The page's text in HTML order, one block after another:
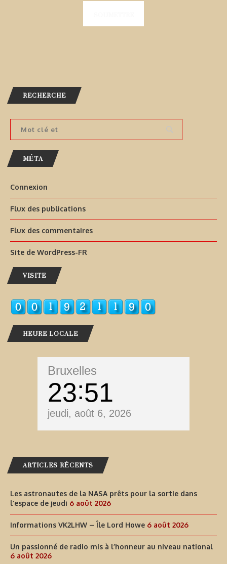
RECHERCHE
MÉTA
Connexion
Flux des publications
Flux des commentaires
Site de WordPress-FR
VISITE
HEURE LOCALE
Bruxelles
23 51
jeudi, août 6, 2026
ARTICLES RÉCENTS
Les astronautes de la NASA prêts pour la sortie dans
l’espace de jeudi 6 août 2026
Informations VK2LHW – Île Lord Howe 6 août 2026
Un passionné de radio mis à l’honneur au niveau national
6 août 2026